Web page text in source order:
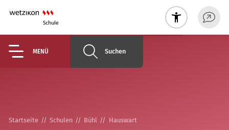
MENÜ Suchen
Startseite Schulen Bühl Hauswart